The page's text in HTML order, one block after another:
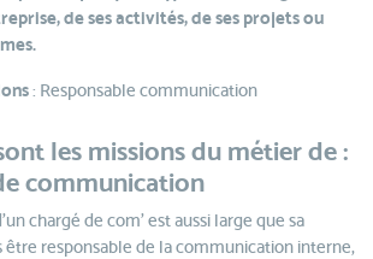
de ses activités, de ses projets ou
: Responsable communication
les missions du métier de :
communication
chargé de com’ est aussi large que sa
être responsable de la communication interne,